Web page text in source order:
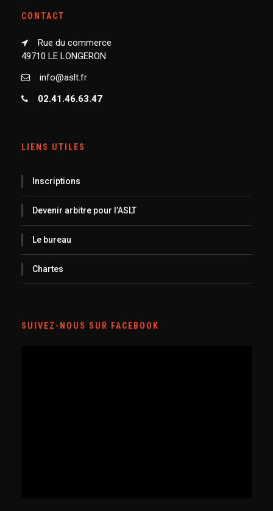
CONTACT
Rue du commerce
49710 LE LONGERON
info@aslt.fr
02.41.46.63.47
LIENS UTILES
Inscriptions
Devenir arbitre pour l’ASLT
Le bureau
Chartes
SUIVEZ-NOUS SUR FACEBOOK